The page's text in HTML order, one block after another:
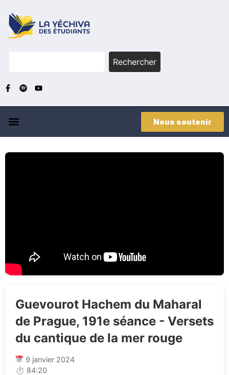
Rechercher
Nous soutenir
Guevourot Hachem du Maharal
de Prague, 191e séance - Versets
du cantique de la mer rouge
9 janvier 2024
⏱ 84:20